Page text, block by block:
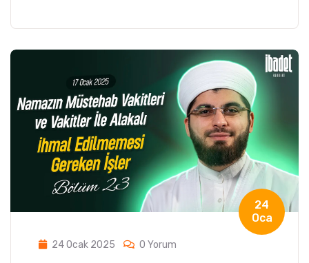
24
Oca
24 Ocak 2025 0 Yorum